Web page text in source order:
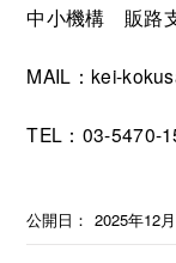
中小機構 販路
MAIL：kei-
TEL：03-5470-
公開日： 2025年12